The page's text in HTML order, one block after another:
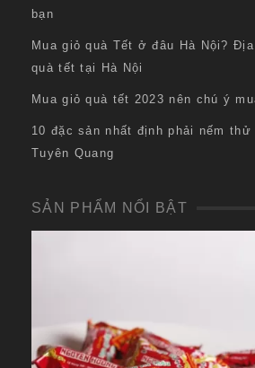
bạn
Mua giỏ quà Tết ở đâu Hà Nội?
quà tết tại Hà Nội
Mua giỏ quà tết 2023 nên chú ý
10 đặc sản nhất định phải nếm thử
Tuyên Quang
SẢN PHẨM NỔI BẬT